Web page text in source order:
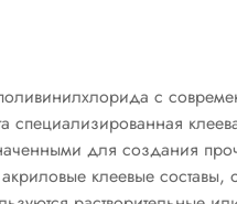
с
для создания
клеевые